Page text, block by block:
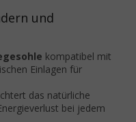
und
kompatibel mit
Einlagen für
das natürliche
bei jedem